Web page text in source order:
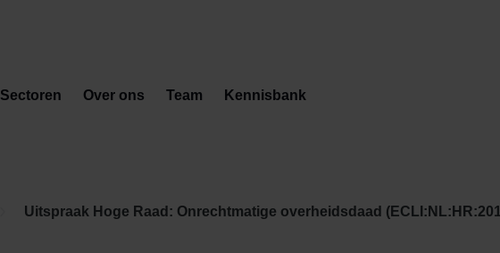
Sectoren Over ons Team Kennisbank
Uitspraak Hoge Raad: Onrechtmatige overheidsdaad